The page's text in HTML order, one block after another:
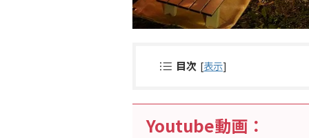
目次 [表示]
Youtube動画：